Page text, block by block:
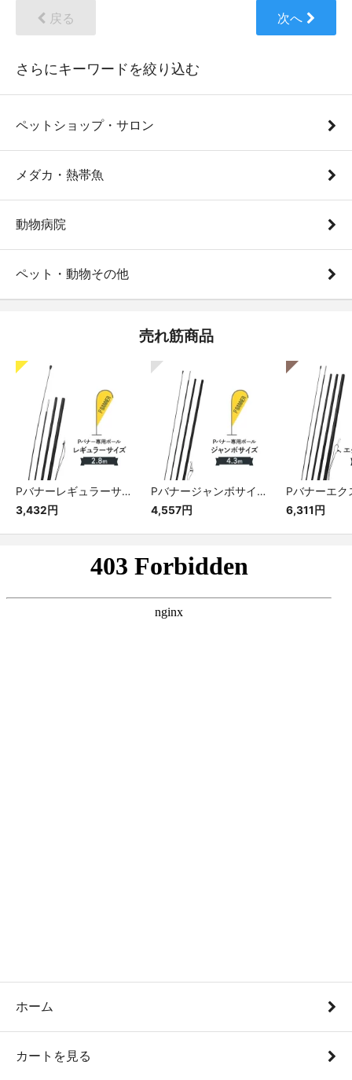
戻る 次へ
さらにキーワードを絞り込む
ペットショップ・サロン
メダカ・熱帯魚
動物病院
ペット・動物その他
売れ筋商品
Pバナーレギュラーサイズ専用ポール
3,432円
Pバナージャンボサイズ専用ポール
4,557円
6,311円
ホーム
カートを見る